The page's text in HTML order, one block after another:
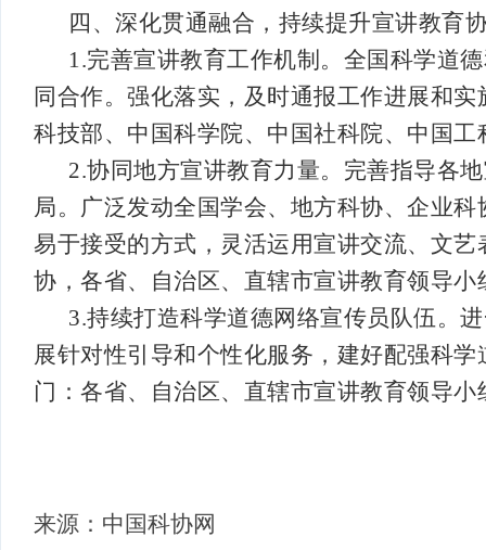
四、深化贯通融合，持续提升宣讲教育
1.完善宣讲教育工作机制。全国科学道
同合作。强化落实，及时通报工作进展和
科技部、中国科学院、中国社科院、中国
2.协同地方宣讲教育力量。完善指导各
局。广泛发动全国学会、地方科协、企业
易于接受的方式，灵活运用宣讲交流、文
协，各省、自治区、直辖市宣讲教育领导小
3.持续打造科学道德网络宣传员队伍。
展针对性引导和个性化服务，建好配强科
门：各省、自治区、直辖市宣讲教育领导小
来源：中国科协网